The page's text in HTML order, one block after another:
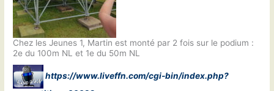
Chez les Jeunes 1, Martin est monté par 2 fois sur le podium :
2e du 100m NL et 1e du 50m NL
https://www.liveffn.com/cgi-bin/index.php?